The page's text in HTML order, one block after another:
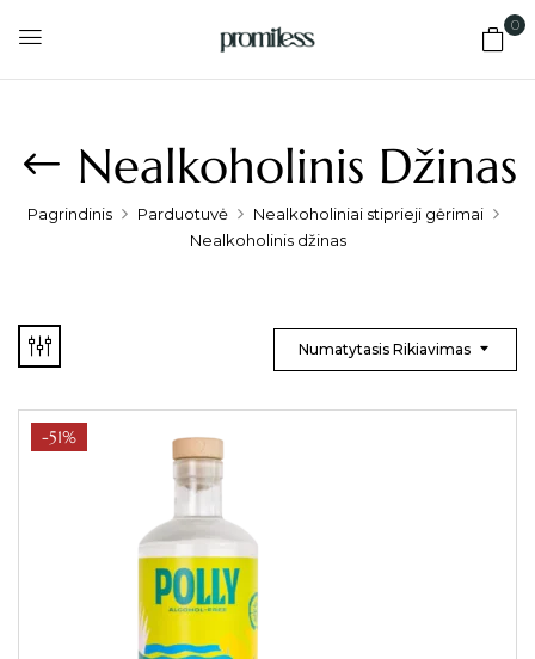
0
Nealkoholinis Džinas
Pagrindinis Parduotuvė
Nealkoholiniai stiprieji gėrimai
Nealkoholinis džinas
Numatytasis Rikiavimas
-51%